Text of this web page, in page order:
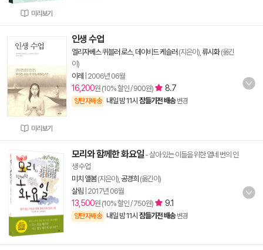
미리보기
미리보기
인생 수업
엘리자베스 퀴블러 로스, 데이비드 케슬러 (지은이), 류시화(옮긴
이)
이레
2006년 06월
16,200원 (10% 할인 / 900원) 8.7
양탄자배송 내일 밤 11시 잠들기전 배송 변경
모리와 함께한 화요일 - 살아 있는 이들을 위한 열네 번의 인
생 수업
미치 앨봄(지은이), 공경희 (옮긴이)
살림 2017년 06월
13,500원 (10% 할인 / 750원) 9.1
양탄자배송 내일 밤 11시 잠들기전 배송 변경